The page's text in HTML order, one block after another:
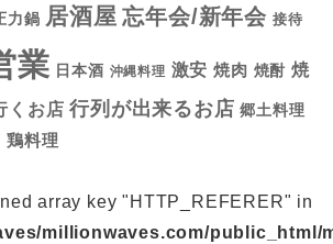
力鍋 居酒屋 忘年会/新年会 接待
業 日本酒 沖縄料理 激安 焼肉 焼酎 焼
くお店 行列が出来るお店 郷土料理
鶏料理
array key "HTTP_REFERER" in
millionwaves.com/public_html/